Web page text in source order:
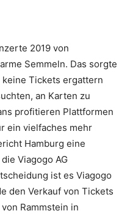
2019 von
Semmeln. Das sorgte
Tickets ergattern
an Karten zu
profitieren Plattformen
ein vielfaches mehr
Hamburg eine
Viagogo AG
ist es Viagogo
den Verkauf von Tickets
Rammstein in